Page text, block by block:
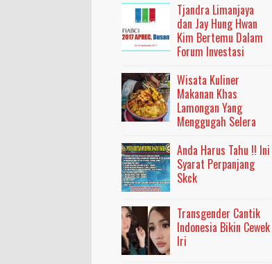
Tjandra Limanjaya
dan Jay Hung Hwan
Kim Bertemu Dalam
Forum Investasi
Wisata Kuliner
Makanan Khas
Lamongan Yang
Menggugah Selera
Anda Harus Tahu !! Ini
Syarat Perpanjang
Skck
Transgender Cantik
Indonesia Bikin Cewek
Iri